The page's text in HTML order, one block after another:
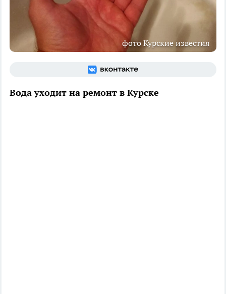
фото Курские известия
Вода уходит на ремонт в Курске